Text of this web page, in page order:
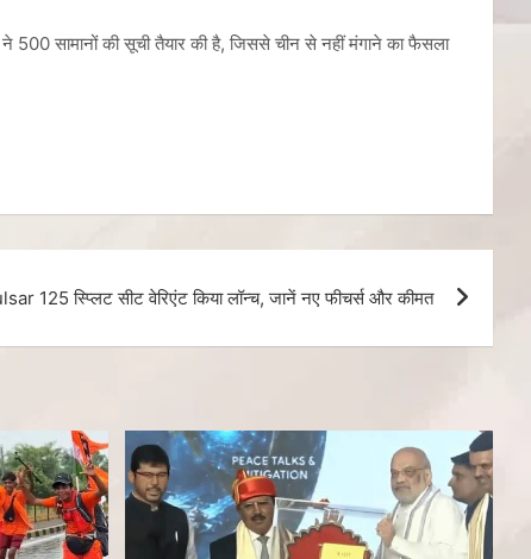
500 सामानों की सूची तैयार की है, जिससे चीन से नहीं मंगाने का फैसला
125 स्प्लिट सीट वेरिएंट किया लॉन्च, जानें नए फीचर्स और कीमत